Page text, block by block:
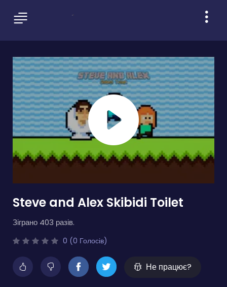
Steve and Alex Skibidi Toilet
Зіграно 403 разів.
0 (0 Голосів)
Не працює?